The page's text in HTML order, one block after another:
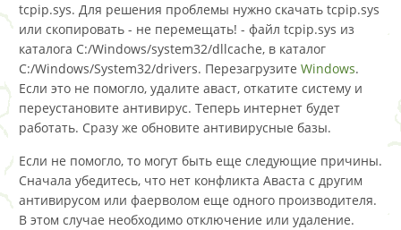
tcpip.sys. Для решения проблемы нужно скачать tcpip.sys
или скопировать - не перемещать! - файл tcpip.sys из
каталога C:/Windows/system32/dllcache, в каталог
C:/Windows/System32/drivers. Перезагрузите Windows.
Если это не помогло, удалите аваст, откатите систему и
переустановите антивирус. Теперь интернет будет
работать. Сразу же обновите антивирусные базы.
Если не помогло, то могут быть еще следующие причины.
Сначала убедитесь, что нет конфликта Аваста с другим
антивирусом или фаерволом еще одного производителя.
В этом случае необходимо отключение или удаление.